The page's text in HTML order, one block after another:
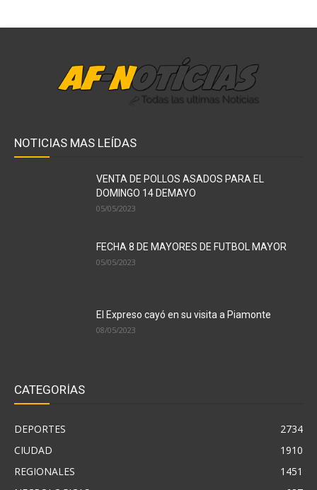
NOTICIAS MAS LEÍDAS
VENTA DE POLLOS ASADOS PARA EL
DOMINGO 14 DEMAYO
05/05/2023
FECHA 8 DE MAYORES DE FUTBOL MAYOR
05/05/2023
El Expreso cayó en su visita a Piamonte
08/05/2023
CATEGORÍAS
DEPORTES
2734
CIUDAD
1910
REGIONALES
1451